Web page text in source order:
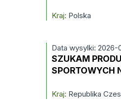
Kraj: Polska
Data wysylki: 2026-
SZUKAM
SPORTOWYCH
Kraj: Republika